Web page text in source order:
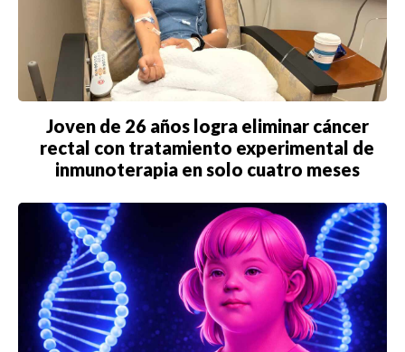
Joven de 26 años logra eliminar cáncer
rectal con tratamiento experimental de
inmunoterapia en solo cuatro meses